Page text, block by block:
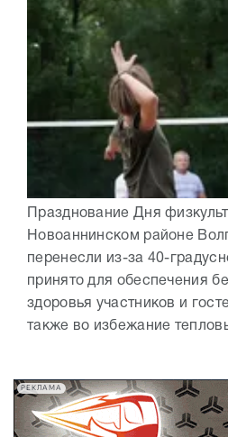
Празднование Дня
Новоаннинском районе
перенесли из-за 40-
принято для обеспечения
здоровья участников и
также во избежание
РЕКЛАМА